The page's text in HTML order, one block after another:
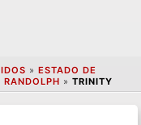
» ESTADO DE
» TRINITY